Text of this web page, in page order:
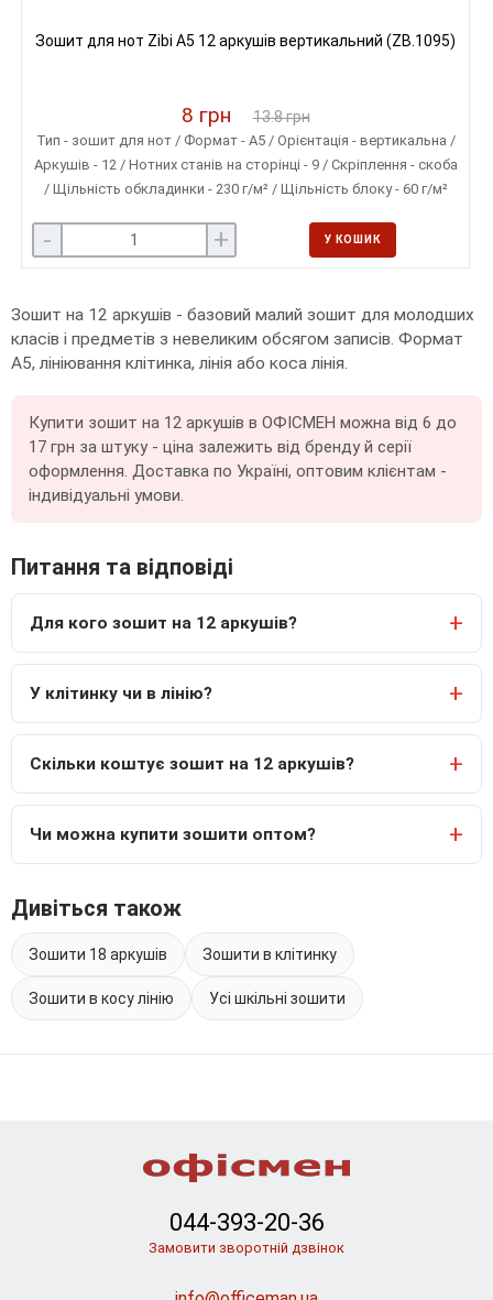
Зошит для нот Zibi A5 12 аркушів вертикальний (ZB.1095)
8 грн 13.8 грн
Тип - зошит для нот / Формат - A5 / Орієнтація - вертикальна /
Аркушів - 12 / Нотних станів на сторінці - 9 / Скріплення - скоба
/ Щільність обкладинки - 230 г/м² / Щільність блоку - 60 г/м²
- + У КОШИК
Зошит на 12 аркушів - базовий малий зошит для молодших
класів і предметів з невеликим обсягом записів. Формат
А5, лініювання клітинка, лінія або коса лінія.
Купити зошит на 12 аркушів в ОФІСМЕН можна від 6 до
17 грн за штуку - ціна залежить від бренду й серії
оформлення. Доставка по Україні, оптовим клієнтам -
індивідуальні умови.
Питання та відповіді
Для кого зошит на 12 аркушів?
У клітинку чи в лінію?
Скільки коштує зошит на 12 аркушів?
Чи можна купити зошити оптом?
Дивіться також
Зошити 18 аркушів Зошити в клітинку
Зошити в косу лінію Усі шкільні зошити
044-393-20-36
Замовити зворотній дзвінок